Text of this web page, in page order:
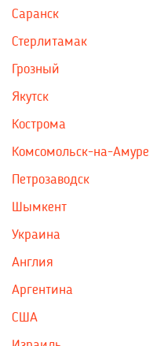
Саранск
Стерлитамак
Грозный
Якутск
Кострома
Комсомольск-на-Амуре
Петрозаводск
Шымкент
Украина
Англия
Аргентина
США